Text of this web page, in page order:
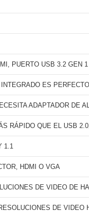
PUERTO USB 3.2 GEN
ES
ADAPTADOR DE
RÁPIDO QUE EL USB
1.1
HDMI O VGA
DE VIDEO DE
DE VIDEO